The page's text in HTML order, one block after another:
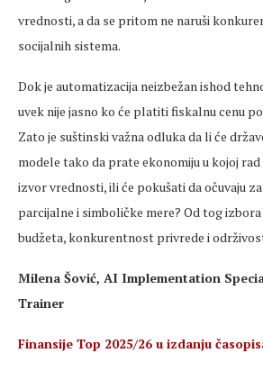
vrednosti, a da se pritom ne naruši
socijalnih sistema.
Dok je automatizacija neizbežan ishod
uvek nije jasno ko će platiti fiskalnu cenu
Zato je suštinski važna odluka da li će
modele tako da prate ekonomiju u kojoj
izvor vrednosti, ili će pokušati da očuvaju
parcijalne i simboličke mere? Od tog
budžeta, konkurentnost privrede i
Milena Šović, AI Implementation
Trainer
Finansije Top 2025/26 u izdanju